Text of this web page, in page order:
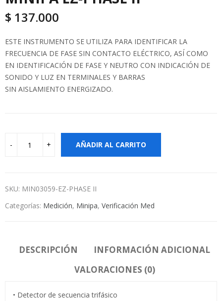
$ 137.000
ESTE INSTRUMENTO SE UTILIZA PARA IDENTIFICAR LA
FRECUENCIA DE FASE SIN CONTACTO ELÉCTRICO, ASÍ COMO
EN IDENTIFICACIÓN DE FASE Y NEUTRO CON INDICACIÓN DE
SONIDO Y LUZ EN TERMINALES Y BARRAS
SIN AISLAMIENTO ENERGIZADO.
AÑADIR AL CARRITO
SKU: MIN03059-EZ-PHASE II
Categorías: Medición, Minipa, Verificación Med
DESCRIPCIÓN
INFORMACIÓN ADICIONAL
VALORACIONES (0)
• Detector de secuencia trifásico